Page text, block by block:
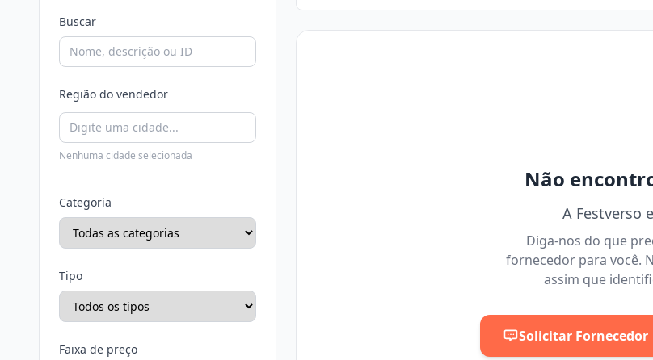
Buscar
Região do vendedor
Nenhuma cidade selecionada
Categoria
Tipo
Faixa de preço
Não
A Festverso
Diga-nos do que
fornecedor para você.
assim que
Solicitar Fornecedor